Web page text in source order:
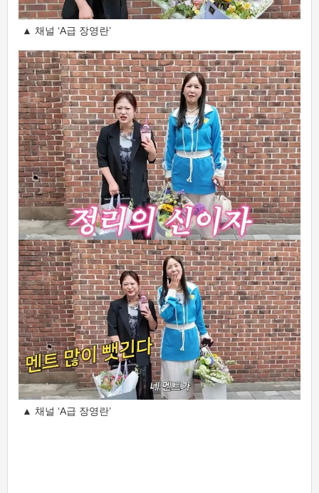
▲ 채널 ‘A급 장영란’
▲ 채널 ‘A급 장영란’